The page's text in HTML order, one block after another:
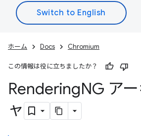
ホーム Docs Chromium
この情報は役に立ちましたか？
RenderingNG ア
ャ